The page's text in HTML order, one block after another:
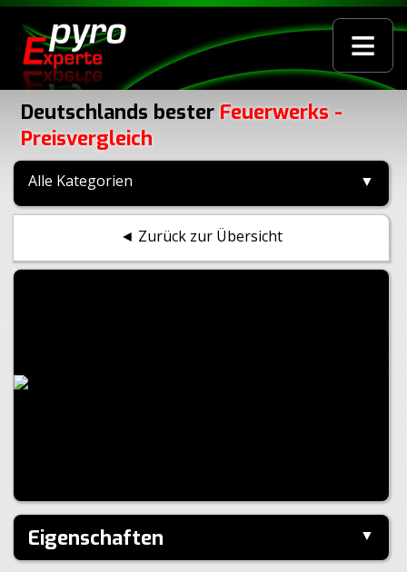
≡
Deutschlands bester Feuerwerks -
Preisvergleich
Alle Kategorien ▼
◄ Zurück zur Übersicht
Eigenschaften ▼
Hersteller:
Weco